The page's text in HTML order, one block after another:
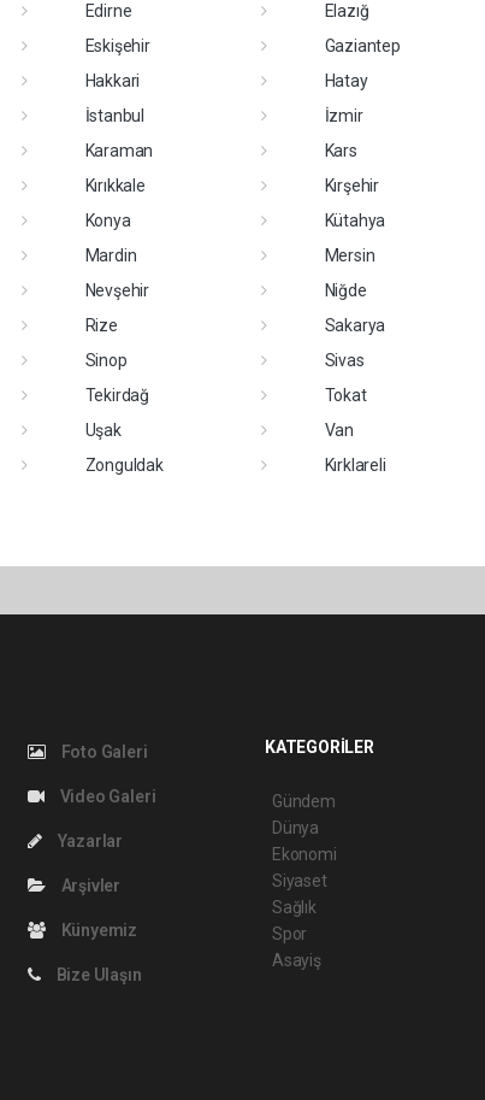
Edirne
Elazığ
Eskişehir
Gaziantep
Hakkari
Hatay
İstanbul
İzmir
Karaman
Kars
Kırıkkale
Kırşehir
Konya
Kütahya
Mardin
Mersin
Nevşehir
Niğde
Rize
Sakarya
Sinop
Sivas
Tekirdağ
Tokat
Uşak
Van
Zonguldak
Kırklareli
Foto Galeri
Video Galeri
Yazarlar
Arşivler
Künyemiz
Bize Ulaşın
KATEGORİLER
Gündem
Dünya
Ekonomi
Siyaset
Sağlık
Spor
Asayiş